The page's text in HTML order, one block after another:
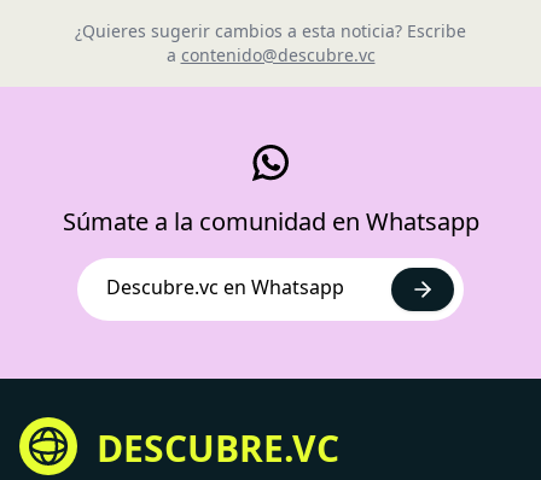
¿Quieres sugerir cambios a esta noticia? Escribe
a contenido@descubre.vc
Súmate a la comunidad en Whatsapp
Descubre.vc en Whatsapp
DESCUBRE.VC